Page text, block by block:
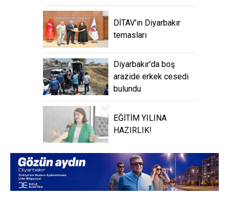
DİTAV'ın Diyarbakır
temasları
Diyarbakır'da boş
arazide erkek cesedi
bulundu
EĞİTİM YILINA
HAZIRLIK!